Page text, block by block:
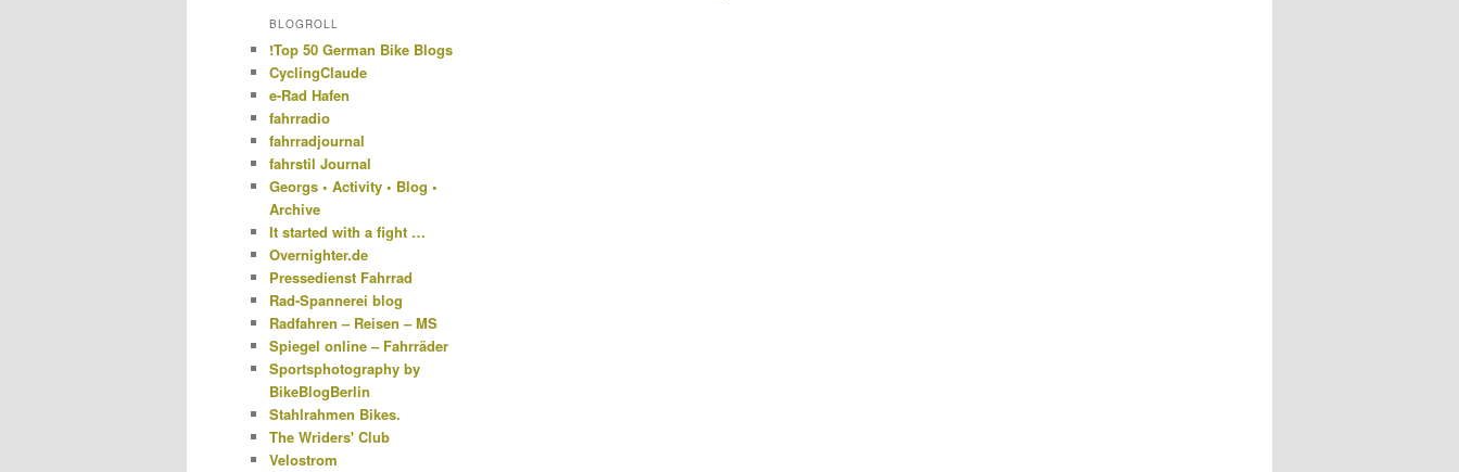
BLOGROLL
!Top 50 German Bike Blogs
CyclingClaude
e-Rad Hafen
fahrradio
fahrradjournal
fahrstil Journal
Georgs • Activity • Blog •
Archive
It started with a fight …
Overnighter.de
Pressedienst Fahrrad
Rad-Spannerei blog
Radfahren – Reisen – MS
Spiegel online – Fahrräder
Sportsphotography by
BikeBlogBerlin
Stahlrahmen Bikes.
The Wriders' Club
Velostrom